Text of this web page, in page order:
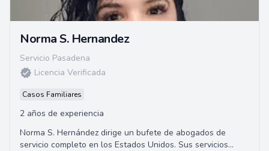
Norma S. Hernandez
Servicio Pasadena
Licencia Verificada
Casos Familiares
2 años de experiencia
Norma S. Hernández dirige un bufete de abogados de
servicio completo en los Estados Unidos. Sus servicios